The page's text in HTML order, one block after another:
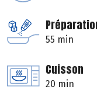
55 min
Cuisson
20 min